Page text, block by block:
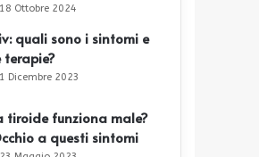
18 Ottobre 2024
quali sono i sintomi e
terapie?
1 Dicembre 2023
tiroide funziona male?
a questi sintomi